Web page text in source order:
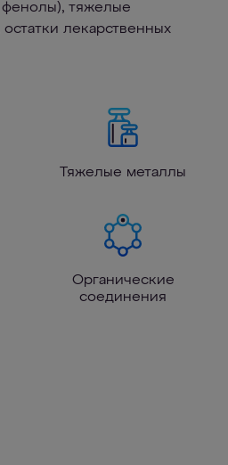
фенолы), тяжелые
лекарственных
Тяжелые металлы
Органические
соединения